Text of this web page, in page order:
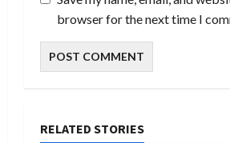
browser for the next time I
RELATED STORIES